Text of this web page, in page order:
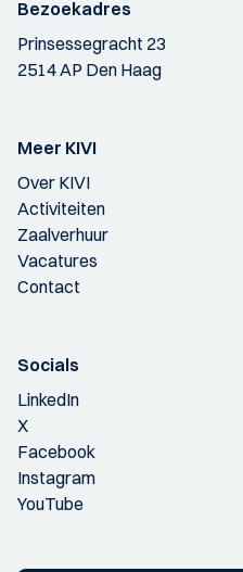
Bezoekadres
Prinsessegracht 23
2514 AP Den Haag
Meer KIVI
Over KIVI
Activiteiten
Zaalverhuur
Vacatures
Contact
Socials
LinkedIn
X
Facebook
Instagram
YouTube